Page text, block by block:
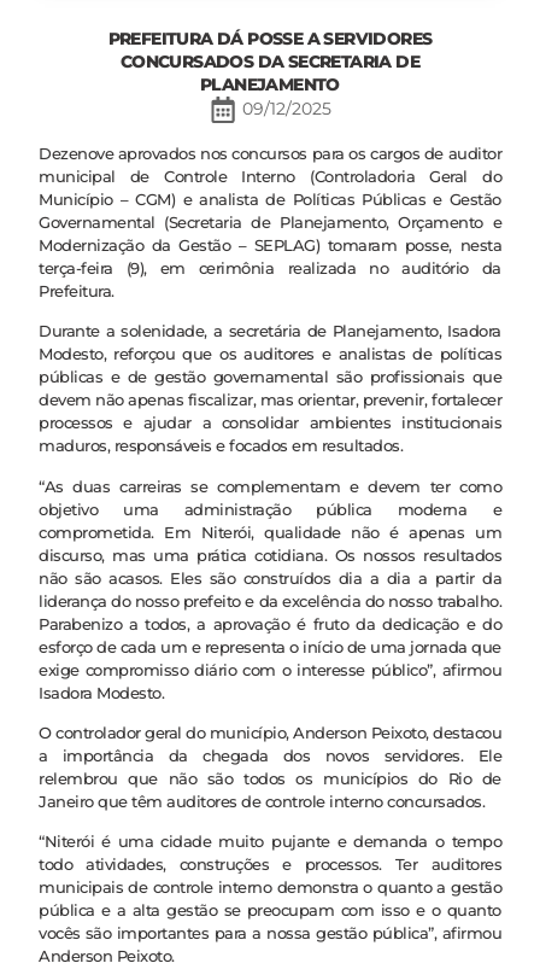
PREFEITURA DÁ POSSE A SERVIDORES
CONCURSADOS DA SECRETARIA DE
PLANEJAMENTO
09/12/2025
Dezenove aprovados nos concursos para os cargos de auditor
municipal de Controle Interno (Controladoria Geral do
Município – CGM) e analista de Políticas Públicas e Gestão
Governamental (Secretaria de Planejamento, Orçamento e
Modernização da Gestão – SEPLAG) tomaram posse, nesta
terça-feira (9), em cerimônia realizada no auditório da
Prefeitura.
Durante a solenidade, a secretária de Planejamento, Isadora
Modesto, reforçou que os auditores e analistas de políticas
públicas e de gestão governamental são profissionais que
devem não apenas fiscalizar, mas orientar, prevenir, fortalecer
processos e ajudar a consolidar ambientes institucionais
maduros, responsáveis e focados em resultados.
“As duas carreiras se complementam e devem ter como
objetivo uma administração pública moderna e
comprometida. Em Niterói, qualidade não é apenas um
discurso, mas uma prática cotidiana. Os nossos resultados
não são acasos. Eles são construídos dia a dia a partir da
liderança do nosso prefeito e da excelência do nosso trabalho.
Parabenizo a todos, a aprovação é fruto da dedicação e do
esforço de cada um e representa o início de uma jornada que
exige compromisso diário com o interesse público”, afirmou
Isadora Modesto.
O controlador geral do município, Anderson Peixoto, destacou
a importância da chegada dos novos servidores. Ele
relembrou que não são todos os municípios do Rio de
Janeiro que têm auditores de controle interno concursados.
“Niterói é uma cidade muito pujante e demanda o tempo
todo atividades, construções e processos. Ter auditores
municipais de controle interno demonstra o quanto a gestão
pública e a alta gestão se preocupam com isso e o quanto
vocês são importantes para a nossa gestão pública”, afirmou
Anderson Peixoto.